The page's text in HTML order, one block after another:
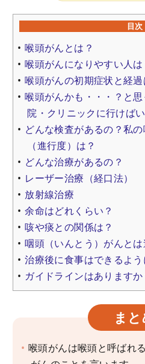
目次
喉頭がんとは？
喉頭がんになりやすい人は
喉頭がんの初期症状と経過
喉頭がんかも・・・？と
院・クリニックに行けば
どんな検査があるの？私
（進行度）は？
どんな治療があるの？
レーザー治療（経口法）
放射線治療
余命はどれくらい？
咳や痰との関係は？
咽頭（いんとう）がんと
治療後に食事はできるよ
ガイドラインはありますか
ま
喉頭がんは喉頭と呼ばれ